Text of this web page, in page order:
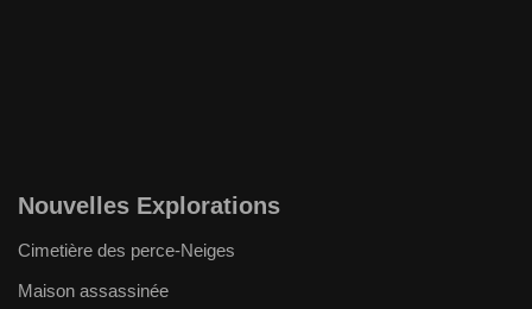
Nouvelles Explorations
Cimetière des perce-Neiges
Maison assassinée